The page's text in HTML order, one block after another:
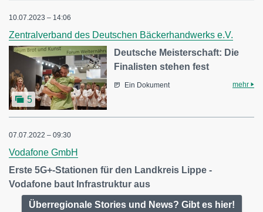
10.07.2023 – 14:06
Zentralverband des Deutschen Bäckerhandwerks e.V.
5
Deutsche Meisterschaft: Die
Finalisten stehen fest
Ein Dokument mehr
07.07.2022 – 09:30
Vodafone GmbH
Erste 5G+-Stationen für den Landkreis Lippe -
Vodafone baut Infrastruktur aus
Überregionale Stories und News? Gibt es hier!